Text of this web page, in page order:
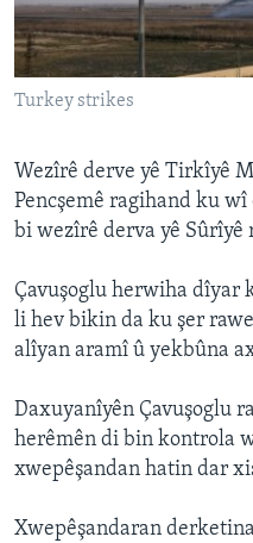
ÇAND Û HUNER
SERNIVÎS
SORANÎ
Learning English
FOLLOW US
Zimanên Din
Turkey strikes
Wezîrê derve yê Tirkîyê
Pencşemê ragihand ku
bi wezîrê derva yê
Çavuşoglu herwiha dîyar
li hev bikin da ku şer
alîyan aramî û yekbûna
Daxuyanîyên Çavuşoglu
herêmên di bin kontrola
xwepêşandan hatin dar
Xwepêşandaran